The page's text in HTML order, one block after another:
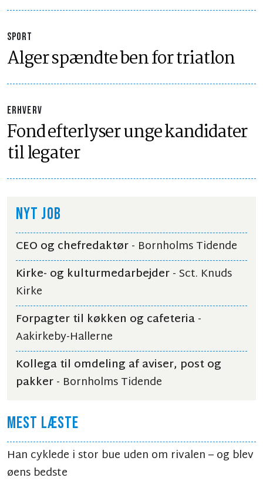
SPORT
Alger spændte ben for triatlon
ERHVERV
Fond efterlyser unge kandidater
til legater
NYT JOB
CEO og chefredaktør- Bornholms Tidende
Kirke- og kulturmedarbejder- Sct. Knuds
Kirke
Forpagter til køkken og cafeteria-
Aakirkeby-Hallerne
Kollega til omdeling af aviser, post og
pakker- Bornholms Tidende
MEST LÆSTE
Han cyklede i stor bue uden om rivalen – og blev
øens bedste